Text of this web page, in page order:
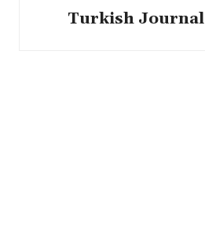
Turkish Journal